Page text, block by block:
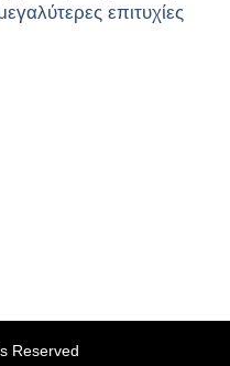
επιτυχίες
Reserved